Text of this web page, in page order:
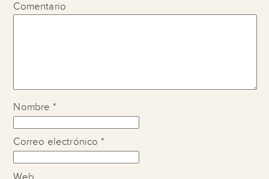
Comentario
Nombre *
Correo electrónico *